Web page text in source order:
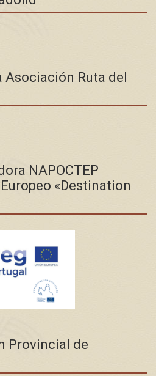
Asociación Ruta del
NAPOCTEP
«Destination
Provincial de